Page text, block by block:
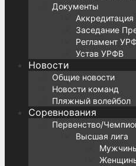
Документы
Заседание
Регламент
Устав УРФВ
Новости
Общие новости
Новости команд
Пляжный волейбол
Соревнования
Первенство/
Высшая лига